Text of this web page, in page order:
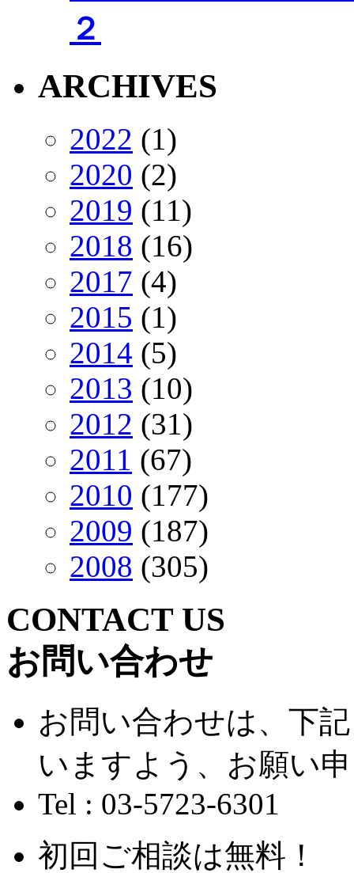
２
ARCHIVES
2022 (1)
2020 (2)
2019 (11)
2018 (16)
2017 (4)
2015 (1)
2014 (5)
2013 (10)
2012 (31)
2011 (67)
2010 (177)
2009 (187)
2008 (305)
CONTACT US
お問い合わせ
お問い合わせは、下
いますよう、お願い
Tel : 03-5723-6301
初回ご相談は無料！